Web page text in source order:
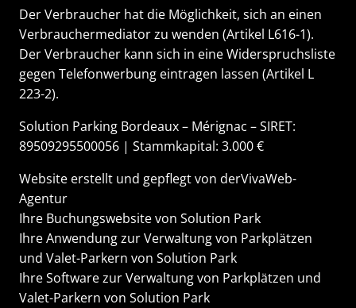
Der Verbraucher hat die Möglichkeit, sich an einen
Verbrauchermediator zu wenden (Artikel L616-1).
Der Verbraucher kann sich in eine Widerspruchsliste
gegen Telefonwerbung eintragen lassen (Artikel L
223-2).
Solution Parking Bordeaux – Mérignac – SIRET:
89509295500056 | Stammkapital: 3.000 €
Website erstellt und gepflegt von derVivaWeb-
Agentur
Ihre Buchungswebsitevon Solution Park
IhreAnwendung zur Verwaltung von Parkplätzen
und Valet-Parkern von Solution Park
IhreSoftware zur Verwaltung von Parkplätzen und
Valet-Parkern von Solution Park